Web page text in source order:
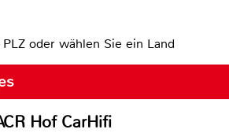
oder wählen Sie ein Land
Hof CarHifi